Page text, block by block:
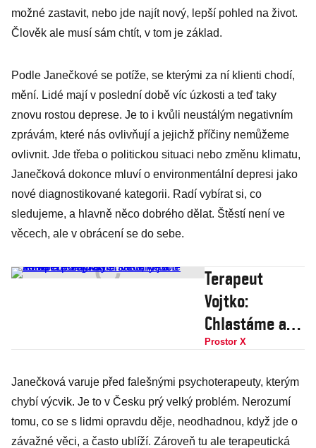
možné zastavit, nebo jde najít nový, lepší pohled na život.
Člověk ale musí sám chtít, v tom je základ.
Podle Janečkové se potíže, se kterými za ní klienti chodí,
mění. Lidé mají v poslední době víc úzkosti a teď taky
znovu rostou deprese. Je to i kvůli neustálým negativním
zprávám, které nás ovlivňují a jejichž příčiny nemůžeme
ovlivnit. Jde třeba o politickou situaci nebo změnu klimatu,
Janečková dokonce mluví o environmentální depresi jako
nové diagnostikované kategorii. Radí vybírat si, co
sledujeme, a hlavně něco dobrého dělat. Štěstí není ve
věcech, ale v obrácení se do sebe.
Terapeut
Vojtko:
Chlastáme a
zároveň se
jsou těžké a
porno nám
stačí, vládne
Prostor X
Janečková varuje před falešnými psychoterapeuty, kterým
chybí výcvik. Je to v Česku prý velký problém. Nerozumí
tomu, co se s lidmi opravdu děje, neodhadnou, když jde o
závažné věci, a často ublíží. Zároveň tu ale terapeutická